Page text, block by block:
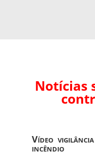
Notícias
Vídeo
incêndio